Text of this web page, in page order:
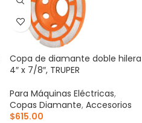
Copa de diamante doble hilera
4″ x 7/8″, TRUPER
Para Máquinas Eléctricas,
Copas Diamante, Accesorios
$615.00